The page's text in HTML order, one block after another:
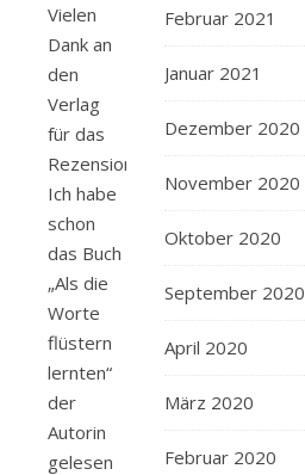
Vielen
Dank an
den
Verlag
für das
Rezensionsexemplar.
Ich habe
schon
das Buch
„Als die
Worte
flüstern
lernten“
der
Autorin
gelesen
Februar 2021
Januar 2021
Dezember 2020
November 2020
Oktober 2020
September 2020
April 2020
März 2020
Februar 2020